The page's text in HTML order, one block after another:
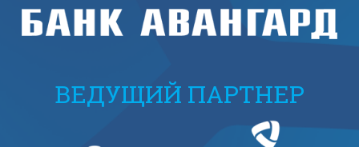
ВЕДУЩИЙ ПАРТНЕР